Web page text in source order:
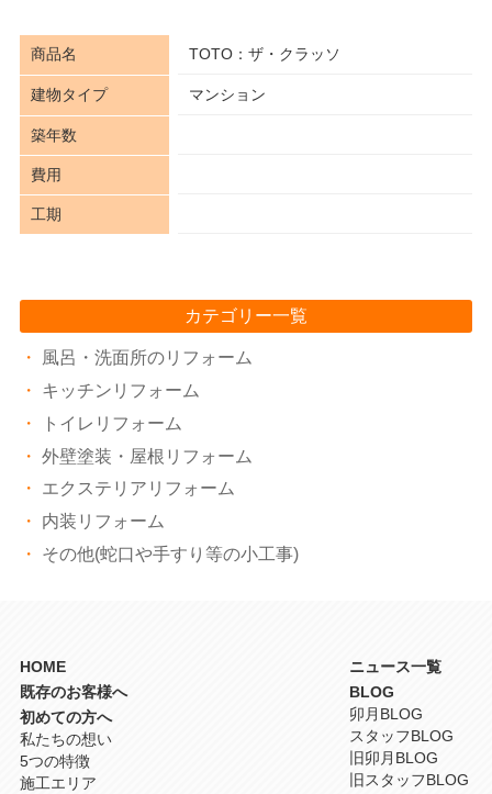
商品名 TOTO：ザ・クラッソ
建物タイプ マンション
築年数
費用
工期
カテゴリー一覧
風呂・洗面所のリフォーム
キッチンリフォーム
トイレリフォーム
外壁塗装・屋根リフォーム
エクステリアリフォーム
内装リフォーム
その他(蛇口や手すり等の小工事)
HOME
既存のお客様へ
初めての方へ
私たちの想い
5つの特徴
施工エリア
ニュース一覧
BLOG
卯月BLOG
スタッフBLOG
旧卯月BLOG
旧スタッフBLOG